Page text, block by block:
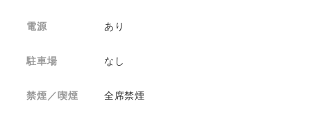
電源 あり
駐車場 なし
禁煙／喫煙 全席禁煙